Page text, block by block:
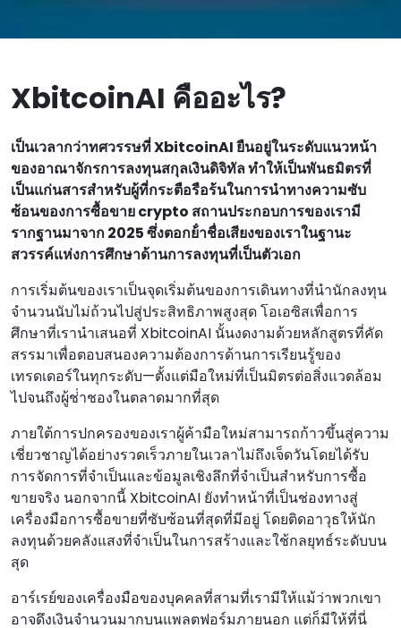
XbitcoinAI คืออะไร?
เป็นเวลากว่าทศวรรษที่ XbitcoinAI ยืนอยู่ในระดับแนวหน้า
ของอาณาจักรการลงทุนสกุลเงินดิจิทัล ทําให้เป็นพันธมิตรที่
เป็นแก่นสารสําหรับผู้ที่กระตือรือร้นในการนําทางความซับ
ซ้อนของการซื้อขาย crypto สถานประกอบการของเรามี
รากฐานมาจาก 2025 ซึ่งตอกย้ําชื่อเสียงของเราในฐานะ
สวรรค์แห่งการศึกษาด้านการลงทุนที่เป็นตัวเอก
การเริ่มต้นของเราเป็นจุดเริ่มต้นของการเดินทางที่นํานักลงทุน
จํานวนนับไม่ถ้วนไปสู่ประสิทธิภาพสูงสุด โอเอซิสเพื่อการ
ศึกษาที่เรานําเสนอที่ XbitcoinAI นั้นงดงามด้วยหลักสูตรที่คัด
สรรมาเพื่อตอบสนองความต้องการด้านการเรียนรู้ของ
เทรดเดอร์ในทุกระดับ—ตั้งแต่มือใหม่ที่เป็นมิตรต่อสิ่งแวดล้อม
ไปจนถึงผู้ช่ําชองในตลาดมากที่สุด
ภายใต้การปกครองของเราผู้ค้ามือใหม่สามารถก้าวขึ้นสู่ความ
เชี่ยวชาญได้อย่างรวดเร็วภายในเวลาไม่ถึงเจ็ดวันโดยได้รับ
การจัดการที่จําเป็นและข้อมูลเชิงลึกที่จําเป็นสําหรับการซื้อ
ขายจริง นอกจากนี้ XbitcoinAI ยังทําหน้าที่เป็นช่องทางสู่
เครื่องมือการซื้อขายที่ซับซ้อนที่สุดที่มีอยู่ โดยติดอาวุธให้นัก
ลงทุนด้วยคลังแสงที่จําเป็นในการสร้างและใช้กลยุทธ์ระดับบน
สุด
อาร์เรย์ของเครื่องมือของบุคคลที่สามที่เรามีให้แม้ว่าพวกเขา
อาจดึงเงินจํานวนมากบนแพลตฟอร์มภายนอก แต่ก็มีให้ที่นี่